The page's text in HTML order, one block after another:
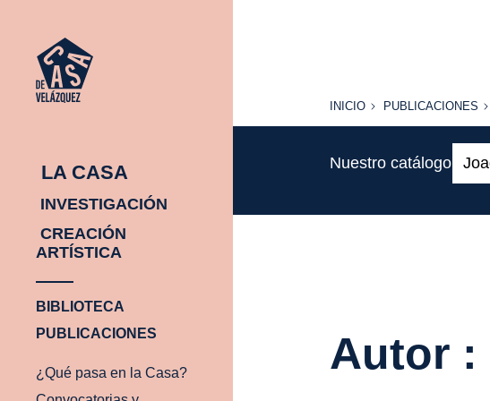
LA CASA
INVESTIGACIÓN
CREACIÓN
ARTÍSTICA
BIBLIOTECA
PUBLICACIONES
¿Qué pasa en la Casa?
INICIO
INICIO PUBLICACIONES
PUBLICACIONES
Nuestro catálogo
Autor :